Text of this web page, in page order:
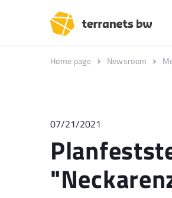
Home page Newsroom
07/21/2021